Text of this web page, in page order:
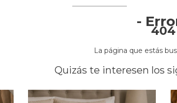
-
404
La página que estás
Quizás te interesen los